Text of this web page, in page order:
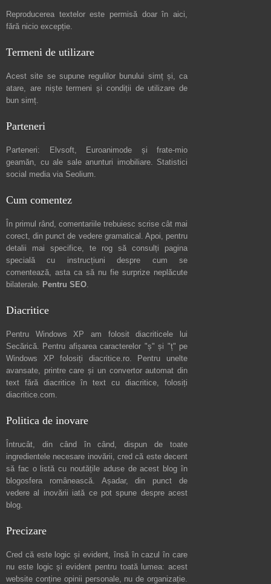
Reproducerea textelor este permisă doar în aici,
fără nicio excepție.
Termeni de utilizare
Acest site se supune regulilor bunului simț și, ca
atare, are niștetermeni și condiții de utilizare de
bun simț.
Parteneri
Parteneri: Elvsoft, Euroanimode și frate-mio
geamăn, cu ale sale anunturi imobiliare. Statistici
social media via Seolium.
Cum comentez
În primul rând, comentariile trebuiesc scrise cât mai
corect, din punct de vedere gramatical. Apoi, pentru
detalii mai specifice, te rog să consulți pagina
specială cu instrucțiuni despre cum se
comentează, asta ca să nu fie surprize neplăcute
bilaterale. Pentru SEO.
Diacritice
Pentru Windows XP am folosit diacriticele lui
Secărică. Pentru afișarea caracterelor "ș" și "ț" pe
Windows XP folosiți diacritice.ro. Pentru unelte
avansate, printre care și un convertor automat din
text fără diacritice în text cu diacritice, folosiți
diacritice.com.
Politica de inovare
Întrucât, din când în când, dispun de toate
ingredientele necesare inovării, cred că este decent
să fac o listă cu noutățile aduse de acest blog în
blogosfera românească. Așadar, din punct de
vedere al inovării iată ce pot spune despre acest
blog.
Precizare
Cred că este logic și evident, însă în cazul în care
nu este logic și evident pentru toată lumea: acest
website conține opinii personale, nu de organizație.